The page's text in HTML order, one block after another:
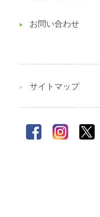
▶︎ お問い合わせ
▶︎ サイトマップ